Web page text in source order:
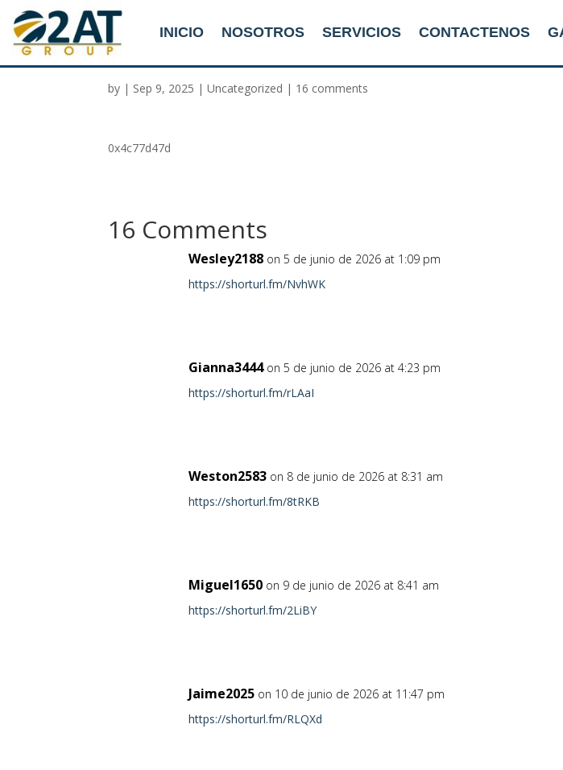
INICIO NOSOTROS SERVICIOS CONTACTENOS
0x4c77d47d
by | Sep 9, 2025 |Uncategorized | 16 comments
0x4c77d47d
16 Comments
Wesley2188 on 5 de junio de 2026 at 1:09 pm
https://shorturl.fm/NvhWK
Gianna3444 on 5 de junio de 2026 at 4:23 pm
https://shorturl.fm/rLAaI
Weston2583 on 8 de junio de 2026 at 8:31 am
https://shorturl.fm/8tRKB
Miguel1650 on 9 de junio de 2026 at 8:41 am
https://shorturl.fm/2LiBY
Jaime2025 on 10 de junio de 2026 at 11:47 pm
https://shorturl.fm/RLQXd